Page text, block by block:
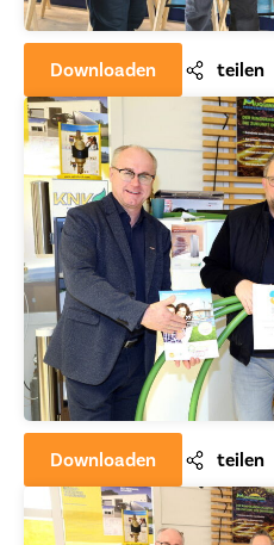
Downloaden teilen
Downloaden teilen